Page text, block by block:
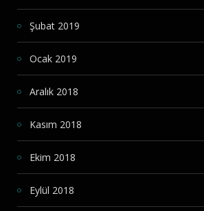
Şubat 2019
Ocak 2019
Aralık 2018
Kasım 2018
Ekim 2018
Eylül 2018